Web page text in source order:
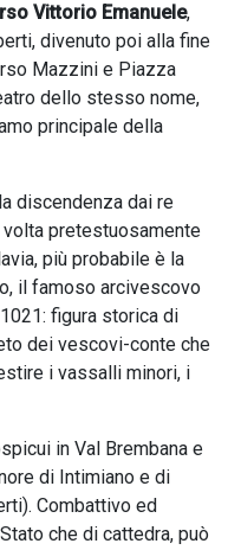
Vittorio Emanuele,
divenuto poi alla fine
Mazzini e Piazza
dello stesso nome,
principale della
discendenza dai re
pretestuosamente
più probabile è la
il famoso arcivescovo
figura storica di
dei vescovi-conte che
i vassalli minori, i
in Val Brembana e
di Intimiano e di
Combattivo ed
che di cattedra, può